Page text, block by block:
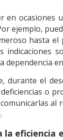
en ocasiones
ejemplo,
hasta
indicaciones
dependencia
durante el
o
al
la eficiencia